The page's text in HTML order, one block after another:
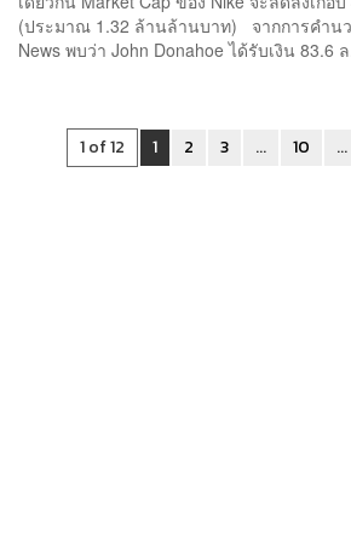
(ประมาณ 1.32 ล้านล้านบาท) จากการคำน
News พบว่า John Donahoe ได้รับเงิน 83.6
1 of 12 1 2 3 ... 10 ...